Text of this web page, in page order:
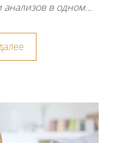
анализов в одном…